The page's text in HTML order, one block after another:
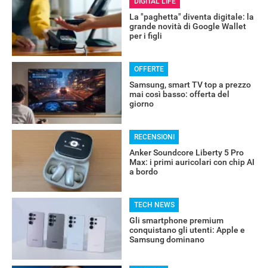
RECENSIONI
La "paghetta" diventa digitale: la
grande novità di Google Wallet
per i figli
OFFERTE
Samsung, smart TV top a prezzo
mai così basso: offerta del
giorno
RECENSIONI
Anker Soundcore Liberty 5 Pro
Max: i primi auricolari con chip AI
a bordo
TECH NEWS
Gli smartphone premium
conquistano gli utenti: Apple e
Samsung dominano